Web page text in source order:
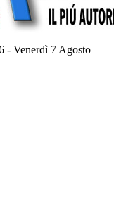
- Venerdì 7 Agosto